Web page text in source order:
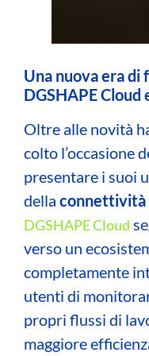
Una nuova era
DGSHAPE Cloud
Oltre alle novità
colto l’occasione
presentare i suoi
della connettività
DGSHAPE Cloud
verso un
completamente
utenti di
propri flussi di
maggiore